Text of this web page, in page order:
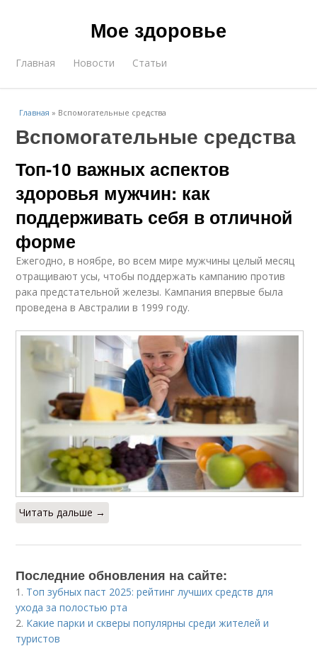
Мое здоровье
Главная Новости Статьи
Главная » Вспомогательные средства
Вспомогательные средства
Топ-10 важных аспектов
здоровья мужчин: как
поддерживать себя в отличной
форме
Ежегодно, в ноябре, во всем мире мужчины целый месяц
отращивают усы, чтобы поддержать кампанию против
рака предстательной железы. Кампания впервые была
проведена в Австралии в 1999 году.
Читать дальше →
Последние обновления на сайте:
1. Топ зубных паст 2025: рейтинг лучших средств для
ухода за полостью рта
2. Какие парки и скверы популярны среди жителей и
туристов